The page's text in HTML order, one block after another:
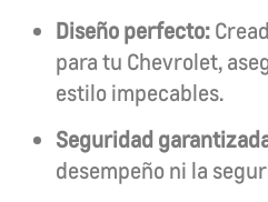
Diseño perfecto:
para tu Chevrolet,
estilo impecables.
Seguridad
desempeño ni la